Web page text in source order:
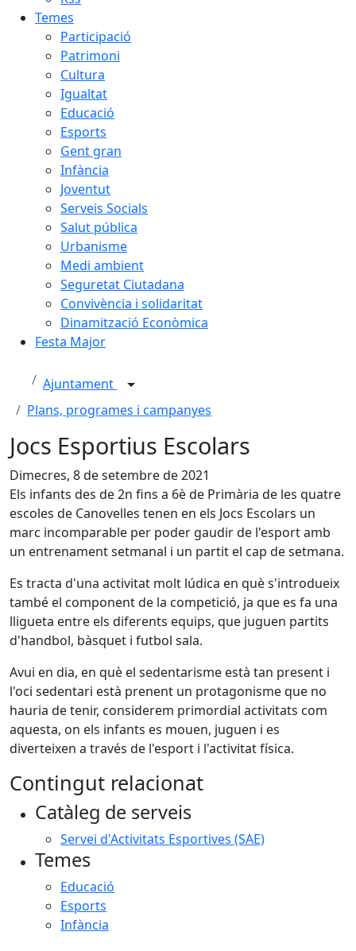
Temes
Participació
Patrimoni
Cultura
Igualtat
Educació
Esports
Gent gran
Infància
Joventut
Serveis Socials
Salut pública
Urbanisme
Medi ambient
Seguretat Ciutadana
Convivència i solidaritat
Dinamització Econòmica
Festa Major
Ajuntament
Plans, programes i campanyes
Jocs Esportius Escolars
Dimecres, 8 de setembre de 2021
Els infants des de 2n fins a 6è de Primària de les quatre
escoles de Canovelles tenen en els Jocs Escolars un
marc incomparable per poder gaudir de l'esport amb
un entrenament setmanal i un partit el cap de setmana.
Es tracta d'una activitat molt lúdica en què s'introdueix
també el component de la competició, ja que es fa una
lligueta entre els diferents equips, que juguen partits
d'handbol, bàsquet i futbol sala.
Avui en dia, en què el sedentarisme està tan present i
l'oci sedentari està prenent un protagonisme que no
hauria de tenir, considerem primordial activitats com
aquesta, on els infants es mouen, juguen i es
diverteixen a través de l'esport i l'activitat física.
Contingut relacionat
Catàleg de serveis
Servei d'Activitats Esportives (SAE)
Temes
Educació
Esports
Infància